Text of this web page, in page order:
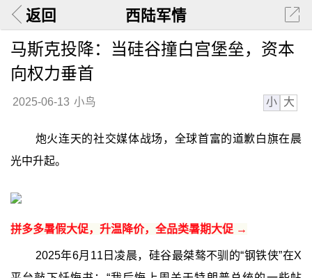
返回 西陆军情
马斯克投降：当硅谷撞白宫堡垒，资本
向权力垂首
2025-06-13 小鸟 小 大
炮火连天的社交媒体战场，全球首富的道歉白旗在晨
光中升起。
拼多多暑假大促，升温降价，全品类暑期大促 →
2025年6月11日凌晨，硅谷最桀骜不驯的“钢铁侠”在X